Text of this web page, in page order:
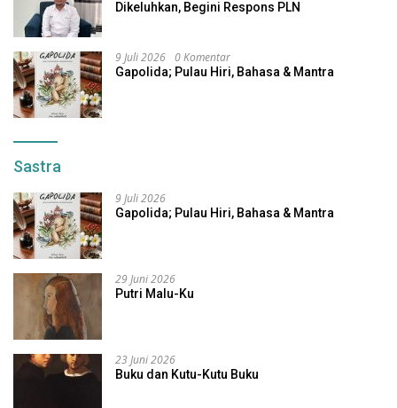
Dikeluhkan, Begini Respons PLN
9 Juli 2026 0 Komentar
Gapolida; Pulau Hiri, Bahasa & Mantra
Sastra
9 Juli 2026
Gapolida; Pulau Hiri, Bahasa & Mantra
29 Juni 2026
Putri Malu-Ku
23 Juni 2026
Buku dan Kutu-Kutu Buku